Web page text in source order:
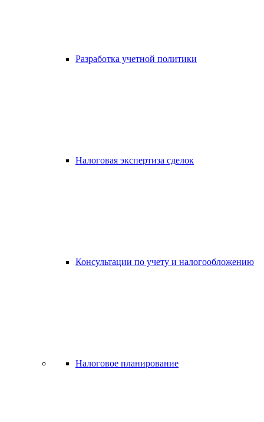
Разработка учетной политики
Налоговая экспертиза сделок
Консультации по учету и налогообложению
Налоговое планирование